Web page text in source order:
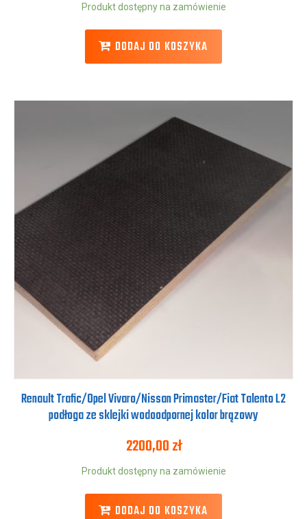
Produkt dostępny na zamówienie
DODAJ DO KOSZYKA
Renault Trafic/Opel Vivaro/Nissan Primaster/Fiat Talento L2
podłoga ze sklejki wodoodpornej kolor brązowy
2200,00zł
Produkt dostępny na zamówienie
DODAJ DO KOSZYKA